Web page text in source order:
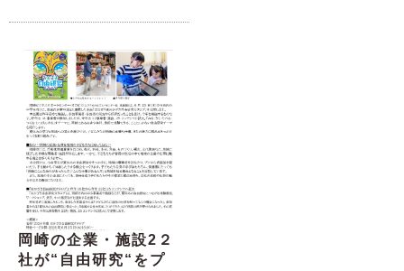
岡崎の企業・施設2２
社が“自由研究“をプ